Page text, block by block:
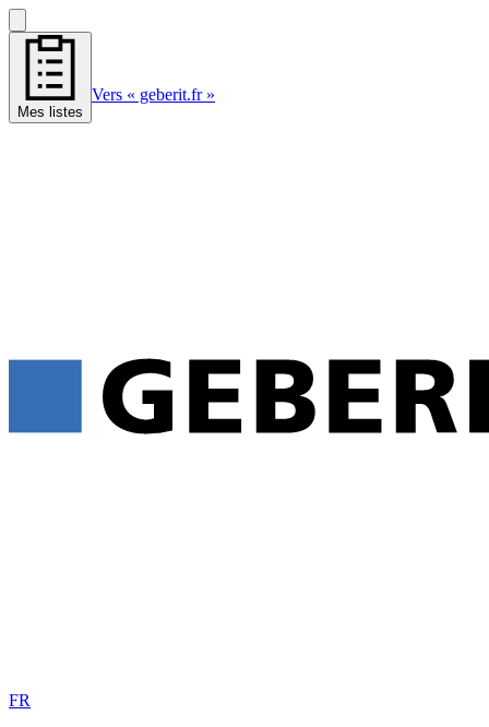
Mes listes
Vers « geberit.fr »
FR